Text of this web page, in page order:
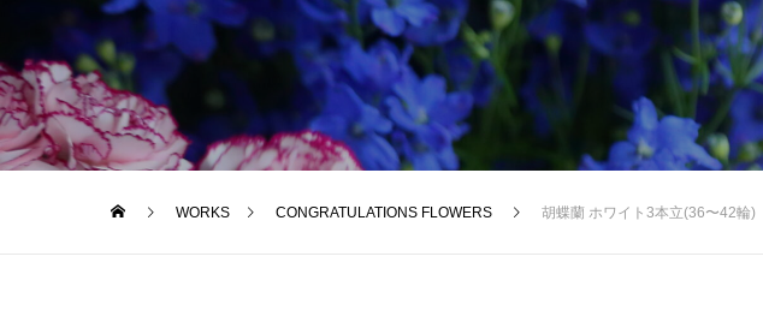
WORKS CONGRATULATIONS FLOWERS 胡蝶蘭 ホワイト3本立(36〜42輪)